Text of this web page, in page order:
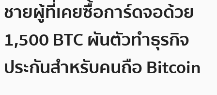
ชายผู้ที่เคยซื้อการ์ดจอด้วย
1,500 BTC ผันตัวทำธุรกิจ
ประกันสำหรับคนถือ Bitcoin